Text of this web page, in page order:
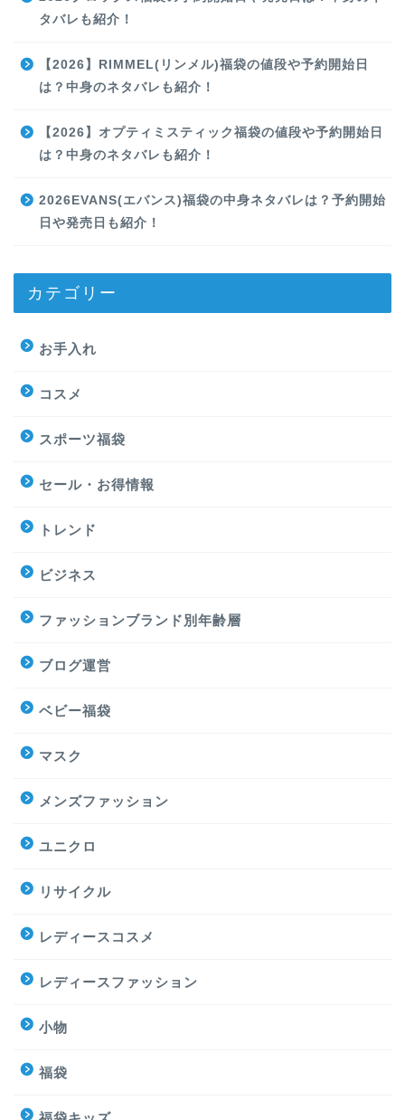
タバレも紹介！
【2026】RIMMEL(リンメル)福袋の値段や予約開始日
は？中身のネタバレも紹介！
【2026】オプティミスティック福袋の値段や予約開始日
は？中身のネタバレも紹介！
2026EVANS(エバンス)福袋の中身ネタバレは？予約開始
日や発売日も紹介！
カテゴリー
お手入れ
コスメ
スポーツ福袋
セール・お得情報
トレンド
ビジネス
ファッションブランド別年齢層
ブログ運営
ベビー福袋
マスク
メンズファッション
ユニクロ
リサイクル
レディースコスメ
レディースファッション
小物
福袋